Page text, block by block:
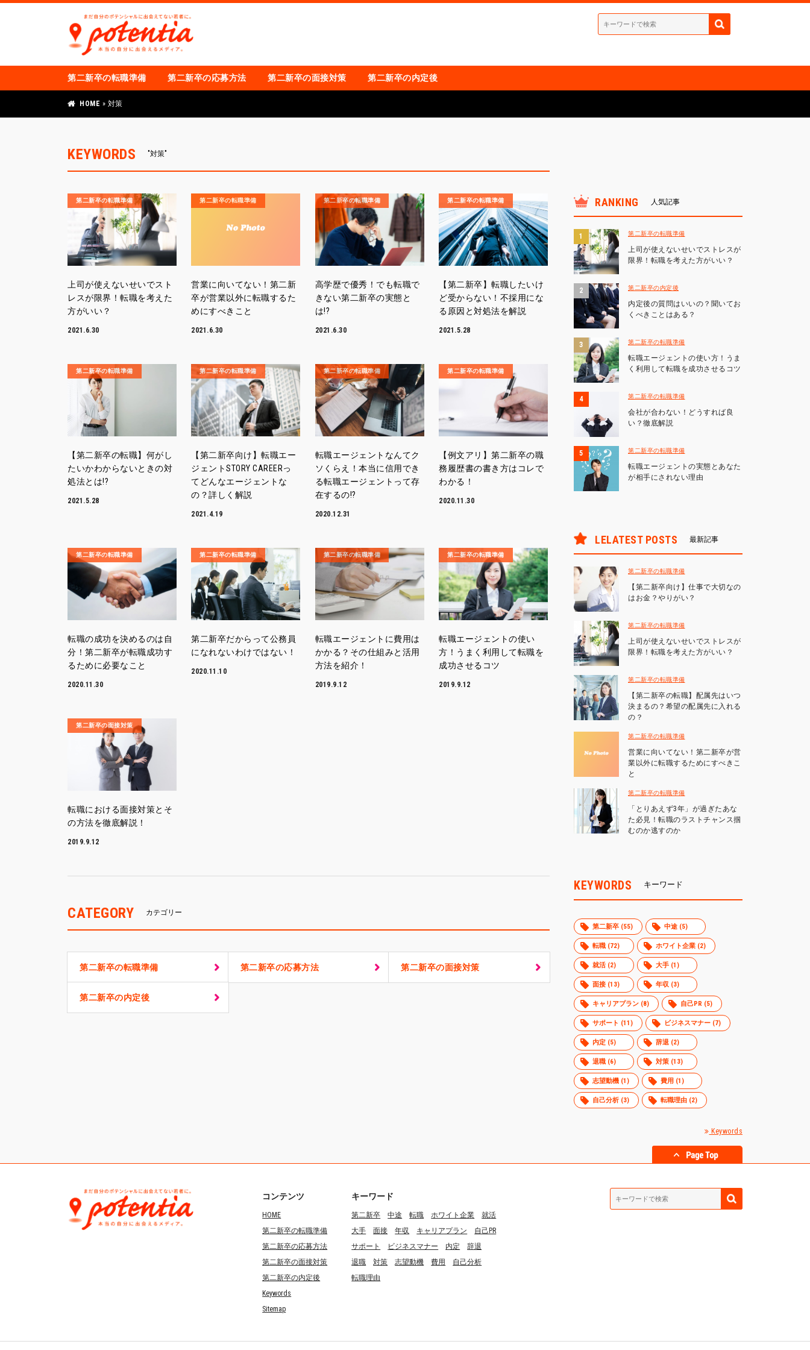
第二新卒の転職準備 第二新卒の応募方法 第二新卒の面接対策 第二新卒の内定後
HOME » 対策
KEYWORDS "対策"
上司が使えないせいでスト
レスが限界！転職を考えた
方がいい？
2021.6.30
第二新卒の転職準備
営業に向いてない！第二新
卒が営業以外に転職するた
めにすべきこと
2021.6.30
第二新卒の転職準備
高学歴で優秀！でも転職で
きない第二新卒の実態と
は!?
2021.6.30
第二新卒の転職準備
【第二新卒】転職したいけ
ど受からない！不採用にな
る原因と対処法を解説
2021.5.28
第二新卒の転職準備
【第二新卒の転職】何がし
たいかわからないときの対
処法とは!?
2021.5.28
第二新卒の転職準備
【第二新卒向け】転職エー
ジェントSTORY CAREERっ
てどんなエージェントな
の？詳しく解説
2021.4.19
第二新卒の転職準備
転職エージェントなんてク
ソくらえ！本当に信用でき
る転職エージェントって存
在するの!?
2020.12.31
第二新卒の転職準備
【例文アリ】第二新卒の職
務履歴書の書き方はコレで
わかる！
2020.11.30
第二新卒の転職準備
転職の成功を決めるのは自
分！第二新卒が転職成功す
るために必要なこと
2020.11.30
第二新卒の転職準備
第二新卒だからって公務員
になれないわけではない！
2020.11.10
第二新卒の転職準備
転職エージェントに費用は
かかる？その仕組みと活用
方法を紹介！
2019.9.12
第二新卒の転職準備
転職エージェントの使い
方！うまく利用して転職を
成功させるコツ
2019.9.12
第二新卒の転職準備
転職における面接対策とそ
の方法を徹底解説！
2019.9.12
第二新卒の面接対策
CATEGORY カテゴリー
第二新卒の転職準備 第二新卒の応募方法 第二新卒の面接対策
第二新卒の内定後
RANKING 人気記事
第二新卒の転職準備
上司が使えないせいでストレスが
限界！転職を考えた方がいい？
第二新卒の内定後
内定後の質問はいいの？聞いてお
くべきことはある？
第二新卒の転職準備
転職エージェントの使い方！うま
く利用して転職を成功させるコツ
第二新卒の転職準備
会社が合わない！どうすれば良
い？徹底解説
第二新卒の転職準備
転職エージェントの実態とあなた
が相手にされない理由
LELATEST POSTS 最新記事
第二新卒の転職準備
【第二新卒向け】仕事で大切なの
はお金？やりがい？
第二新卒の転職準備
上司が使えないせいでストレスが
限界！転職を考えた方がいい？
第二新卒の転職準備
【第二新卒の転職】配属先はいつ
決まるの？希望の配属先に入れる
の？
第二新卒の転職準備
営業に向いてない！第二新卒が営
業以外に転職するためにすべきこ
と
第二新卒の転職準備
「とりあえず3年」が過ぎたあな
た必見！転職のラストチャンス掴
むのか逃すのか
KEYWORDS キーワード
第二新卒 (55) 中途 (5)
転職 (72) ホワイト企業 (2)
就活 (2) 大手 (1)
面接 (13) 年収 (3)
キャリアプラン (8) 自己PR (5)
サポート (11) ビジネスマナー (7)
内定 (5) 辞退 (2)
退職 (6) 対策 (13)
志望動機 (1) 費用 (1)
自己分析 (3) 転職理由 (2)
Keywords
コンテンツ
HOME
第二新卒の転職準備
第二新卒の応募方法
第二新卒の面接対策
第二新卒の内定後
Keywords
Sitemap
キーワード
第二新卒 中途 転職 ホワイト企業
就活
大手
面接 年収 キャリアプラン
自己PR
サポート
ビジネスマナー 内定
辞退
退職
対策 志望動機 費用
自己分析
転職理由